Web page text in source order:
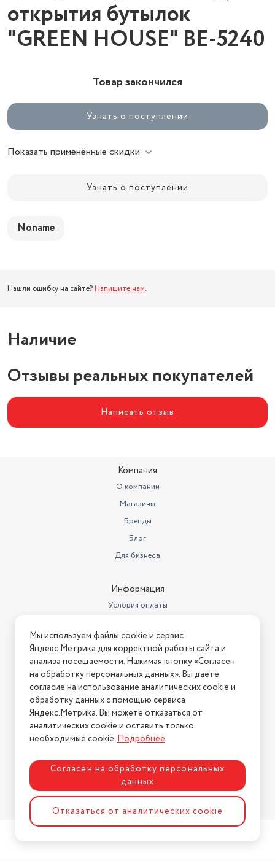
открытия бутылок
"GREEN HOUSE" ВЕ-5240
Товар закончился
Узнать о поступлении
Показать применённые скидки
Узнать о поступлении
Noname
Нашли ошибку на сайте? Напишите нам.
Наличие
Отзывы реальных покупателей
Написать отзыв
Компания
О компании
Магазины
Бренды
Блог
Для бизнеса
Информация
Условия оплаты
Условия возврата
Нашли ошибку на сайте? Напишите нам
2026 © Интернет-магазин "АстМаркет". У нас есть всё!
Политика конфиденциальности
Разработка сайтаASTDESIGN
Мы используем файлы cookie и сервис
Яндекс.Метрика для корректной работы сайта и
анализа посещаемости. Нажимая кнопку «Согласен
на обработку персональных данных», Вы даете
согласие на использование аналитических cookie и
обработку данных с помощью сервиса
Яндекс.Метрика. Вы можете отказаться от
аналитических cookie и оставить только
необходимые cookie.Подробнее.
Согласен на обработку персональных
данных
Отказаться от аналитических cookie